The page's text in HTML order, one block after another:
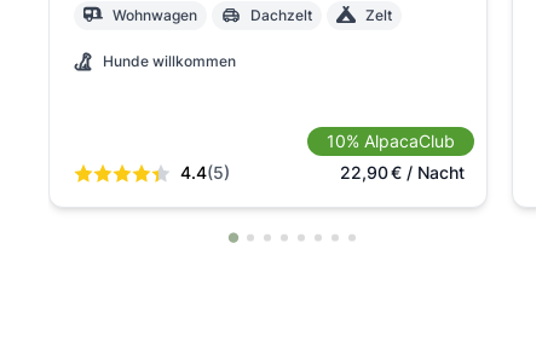
Wohnwagen Dachzelt Zelt
Hunde willkommen
4.4(5)
10% AlpacaClub
22,90€/ Nacht